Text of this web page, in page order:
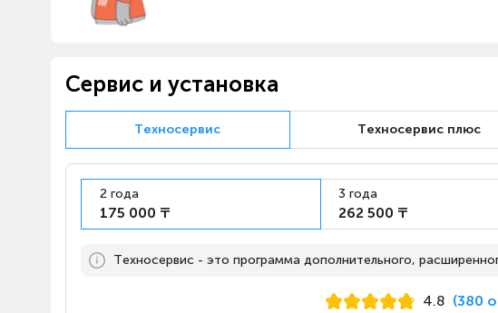
Технология
Частота обновления, Гц
Процессор изображения
Цифровой ТВ тюнер
Сервис и установка
Техносервис Техносервис плюс
2 года
175 000 ₸
3 года
262 500 ₸
Техносервис - это программа дополнительного,
4.8 (380